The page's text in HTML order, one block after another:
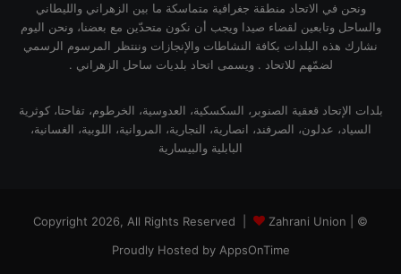
ونحن في الاتحاد منطقة جغرافية متماسكة ما بين الزهراني والليطاني
والساحل وتابعين لقضاء صيدا ويجب أن نكون متحدّين مع بعضنا، ونحن اليوم
نشارك هذه البلدات بكافة النشاطات والإنجازات وننتظر المرسوم الرسمي
لضمّهم للاتحاد . ويسمى اتحاد بلديات ساحل الزهراني .
بلدات الإتحاد قعقية الصنوبر، السكسكية، العدوسية، الخرطوم، تفاحتا، كوثرية
السياد، عدلون، الصرفند، انصارية، النجارية، المروانية، اللوبية، الغسانية،
البابلية والبيسارية
© Copyright 2026, All Rights Reserved |
Zahrani Union |
Proudly Hosted by AppsOnTime